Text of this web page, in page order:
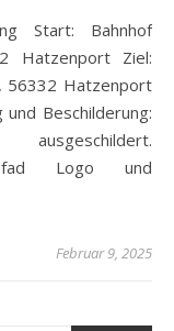
Hatzenport Ziel:
56332 Hatzenport
Beschilderung:
Logo und
Februar 9, 2025